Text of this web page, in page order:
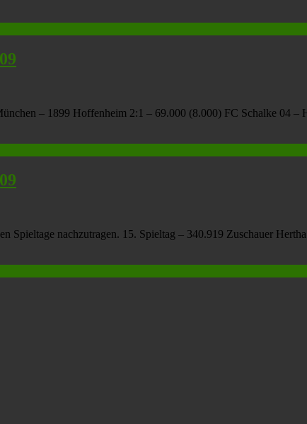
– 1899 Hoffenheim 2:1 – 69.000 (8.000) FC Schalke 04
Spieltage nachzutragen. 15. Spieltag – 340.919 Zuschauer